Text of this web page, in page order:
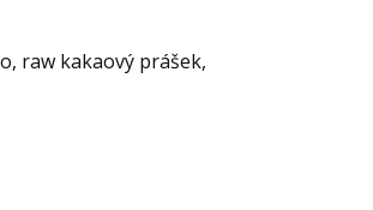
raw kakaový prášek,